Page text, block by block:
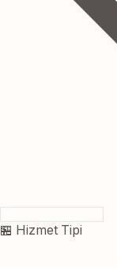
🏪 Hizmet Tipi